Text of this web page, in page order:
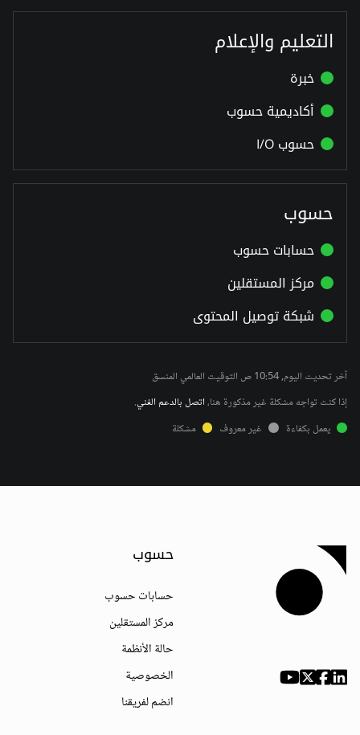
التعليم والإعلام
خبرة
أكاديمية حسوب
حسوب I/O
حسوب
حسابات حسوب
مركز المستقلين
شبكة توصيل المحتوى
آخر تحديث اليوم, 10:54 ص التوقيت العالمي المنسق
إذا كنت تواجه مشكلة غير مذكورة هنا،اتصل بالدعم الفني.
يعمل بكفاءة
غير معروف مشكلة
حسوب
حسابات حسوب
مركز المستقلين
حالة الأنظمة
الخصوصية
انضم لفريقنا